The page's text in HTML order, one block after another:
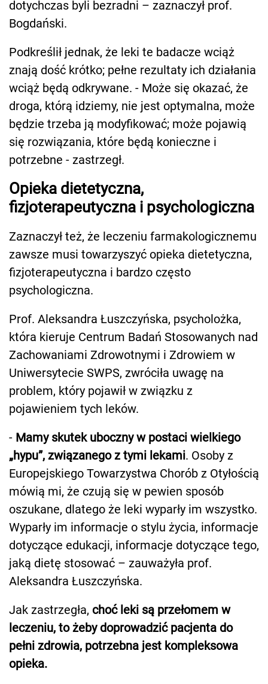
dotychczas byli bezradni – zaznaczył prof.
Bogdański.
Podkreślił jednak, że leki te badacze wciąż
znają dość krótko; pełne rezultaty ich działania
wciąż będą odkrywane. - Może się okazać, że
droga, którą idziemy, nie jest optymalna, może
będzie trzeba ją modyfikować; może pojawią
się rozwiązania, które będą konieczne i
potrzebne - zastrzegł.
Opieka dietetyczna,
fizjoterapeutyczna i psychologiczna
Zaznaczył też, że leczeniu farmakologicznemu
zawsze musi towarzyszyć opieka dietetyczna,
fizjoterapeutyczna i bardzo często
psychologiczna.
Prof. Aleksandra Łuszczyńska, psycholożka,
która kieruje Centrum Badań Stosowanych nad
Zachowaniami Zdrowotnymi i Zdrowiem w
Uniwersytecie SWPS, zwróciła uwagę na
problem, który pojawił w związku z
pojawieniem tych leków.
- Mamy skutek uboczny w postaci wielkiego
„hypu”, związanego z tymi lekami. Osoby z
Europejskiego Towarzystwa Chorób z Otyłością
mówią mi, że czują się w pewien sposób
oszukane, dlatego że leki wyparły im wszystko.
Wyparły im informacje o stylu życia, informacje
dotyczące edukacji, informacje dotyczące tego,
jaką dietę stosować – zauważyła prof.
Aleksandra Łuszczyńska.
Jak zastrzegła, choć leki są przełomem w
leczeniu, to żeby doprowadzić pacjenta do
pełni zdrowia, potrzebna jest kompleksowa
opieka.